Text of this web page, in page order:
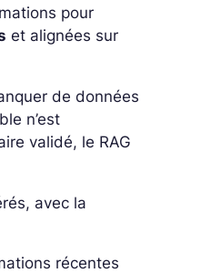
pour
et alignées sur
de données
n’est
validé, le RAG
avec la
récentes